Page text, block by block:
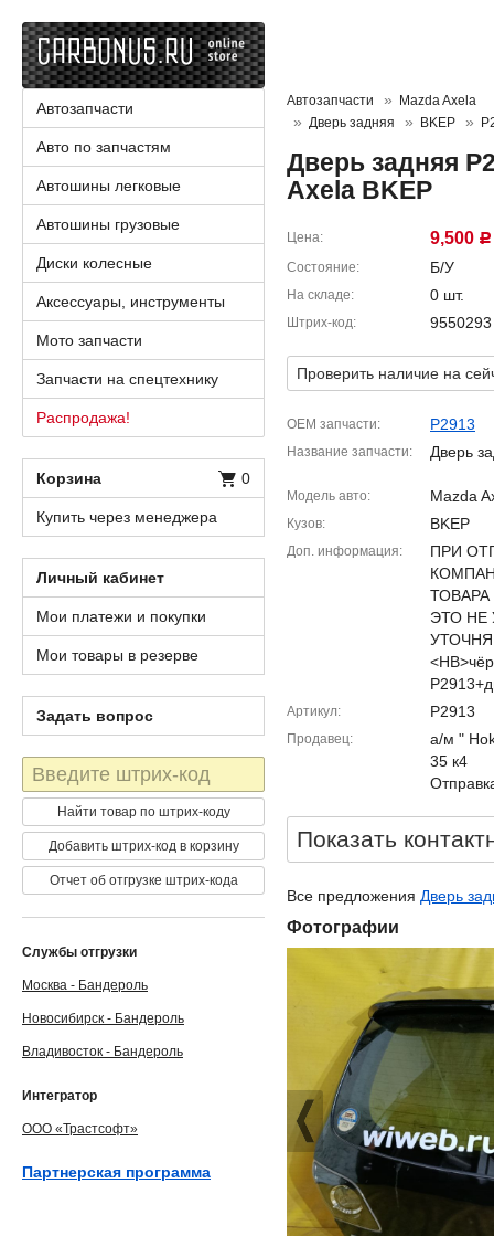
Автозапчасти
Mazda Axela
Дверь задняя
BKEP
Дверь задняя
Axela BKEP
Цена 9,500 Р
Состояние Б/У
На складе 0 шт.
Штрих-код 9550293
Проверить наличие на
OEM запчасти P2913
Название запчасти Дверь
Модель авто Mazda
Кузов BKEP
Доп. информация
ПРИ
ЭТО НЕ
Артикул P2913
Продавец
а/м "
35 к4
Показать
Все предложения Дверь
Фотографии
Автозапчасти
Авто по запчастям
Автошины легковые
Автошины грузовые
Диски колесные
Аксессуары, инструменты
Мото запчасти
Запчасти на спецтехнику
Распродажа!
Корзина 0
Купить через менеджера
Личный кабинет
Мои платежи и покупки
Мои товары в резерве
Задать вопрос
Штрих-
код
Найти товар по штрих-коду
Добавить штрих-код в корзину
Отчет об отгрузке штрих-кода
Службы отгрузки
Москва - Бандероль
Новосибирск - Бандероль
Владивосток - Бандероль
Интегратор
ООО «Трастсофт»
Партнерская программа